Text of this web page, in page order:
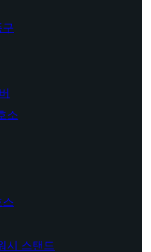
구
소
스
시 스탠드